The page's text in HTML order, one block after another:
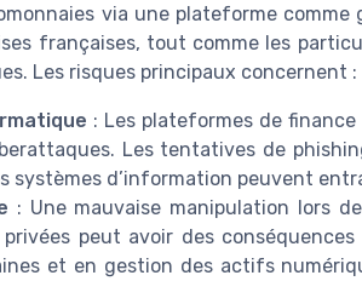
via une plateforme
françaises, tout comme les
Les risques principaux concernent :
: Les plateformes de
Les tentatives de
systèmes d’information peuvent
: Une mauvaise manipulation lors
peut avoir des
et en gestion des actifs